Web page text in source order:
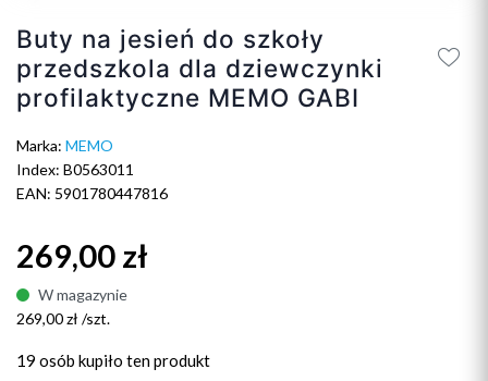
Buty na jesień do szkoły
przedszkola dla dziewczynki
profilaktyczne MEMO GABI
Marka: MEMO
Index: B0563011
EAN: 5901780447816
269,00 zł
W magazynie
269,00 zł /szt.
19 osób kupiło ten produkt